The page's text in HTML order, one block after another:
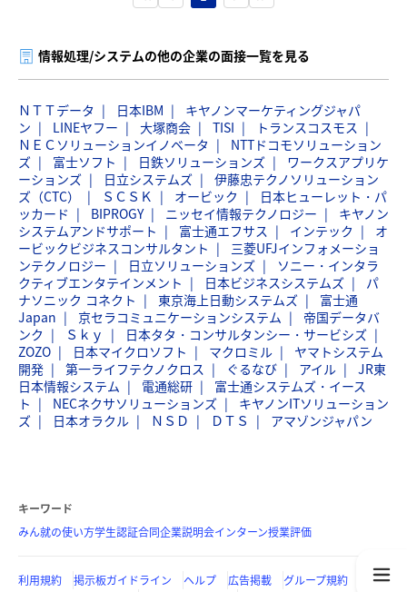
情報処理/システムの他の企業の面接一覧を見る
ＮＴＴデータ 日本IBM
キヤノンマーケティングジャパ
ン
LINEヤフー 大塚商会 TISI
トランスコスモス
ＮＥＣソリューションイノベータ
NTTドコモソリューション
ズ
富士ソフト 日鉄ソリューションズ
ワークスアプリケ
ーションズ
日立システムズ
伊藤忠テクノソリューション
ズ（CTC）
ＳＣＳＫ オービック
日本ヒューレット・パ
ッカード
BIPROGY ニッセイ情報テクノロジー
キヤノン
システムアンドサポート
富士通エフサス インテック
オ
ービックビジネスコンサルタント
三菱UFJインフォメーショ
ンテクノロジー
日立ソリューションズ
ソニー・インタラ
クティブエンタテインメント
日本ビジネスシステムズ
パ
ナソニック コネクト
東京海上日動システムズ
富士通
Japan
京セラコミュニケーションシステム
帝国データバ
ンク
Ｓｋｙ
日本タタ・コンサルタンシー・サービシズ
ZOZO
日本マイクロソフト マクロミル
ヤマトシステム
開発
第一ライフテクノクロス ぐるなび アイル
JR東
日本情報システム
電通総研
富士通システムズ・イース
ト
NECネクサソリューションズ
キヤノンITソリューション
ズ
日本オラクル ＮＳＤ ＤＴＳ アマゾンジャパン
キーワード
みん就の使い方学生認証合同企業説明会インターン授業評価
利用規約 掲示板ガイドライン ヘルプ 広告掲載
グループ規約